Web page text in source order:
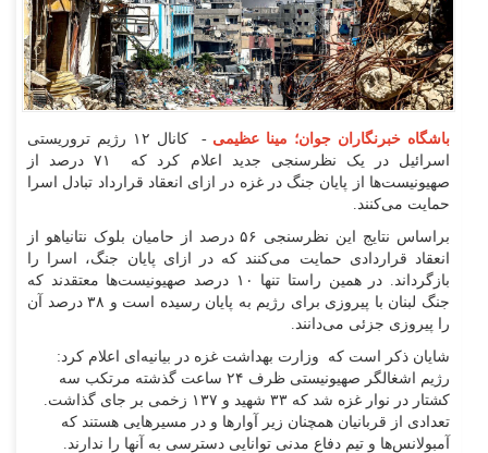
باشگاه خبرنگاران جوان؛ مینا عظیمی
- کانال ۱۲ رژیم تروریستی
اسرائیل در یک نظرسنجی جدید اعلام کرد که ۷۱ درصد از
صهیونیست‌ها از پایان جنگ در غزه در ازای انعقاد قرارداد تبادل اسرا
حمایت می‌کنند.
براساس نتایج این نظرسنجی ۵۶ درصد از حامیان بلوک نتانیاهو از
انعقاد قراردادی حمایت می‌کنند که در ازای پایان جنگ، اسرا را
بازگرداند. در همین راستا تنها ۱۰ درصد صهیونیست‌ها معتقدند که
جنگ لبنان با پیروزی برای رژیم به پایان رسیده است و ۳۸ درصد آن
را پیروزی جزئی می‌دانند.
شایان ذکر است که وزارت بهداشت غزه در بیانیه‌ای اعلام کرد:
رژیم اشغالگر صهیونیستی ظرف ۲۴ ساعت گذشته مرتکب سه
کشتار در نوار غزه شد که ۳۳ شهید و ۱۳۷ زخمی بر جای گذاشت.
تعدادی از قربانیان همچنان زیر آوارها و در مسیرهایی هستند که
آمبولانس‌ها و تیم دفاع مدنی توانایی دسترسی به آنها را ندارند.